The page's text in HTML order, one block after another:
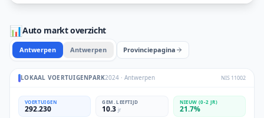
📊Auto markt overzicht
Antwerpen Antwerpen Provinciepagina
LOKAAL VOERTUIGENPARK2024 ·Antwerpen NIS 11002
VOERTUIGEN
292.230
GEM. LEEFTIJD
10.3 jr
NIEUW (0-2 JR)
21.7%